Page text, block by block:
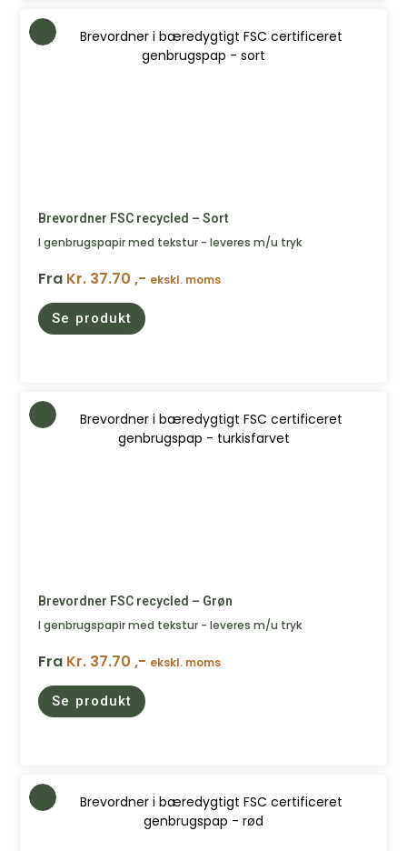
Brevordner FSC recycled – Sort
I genbrugspapir med tekstur - leveres m/u tryk
Fra Kr. 37.70 ,- ekskl. moms
Se produkt
Brevordner FSC recycled – Grøn
I genbrugspapir med tekstur - leveres m/u tryk
Fra Kr. 37.70 ,- ekskl. moms
Se produkt